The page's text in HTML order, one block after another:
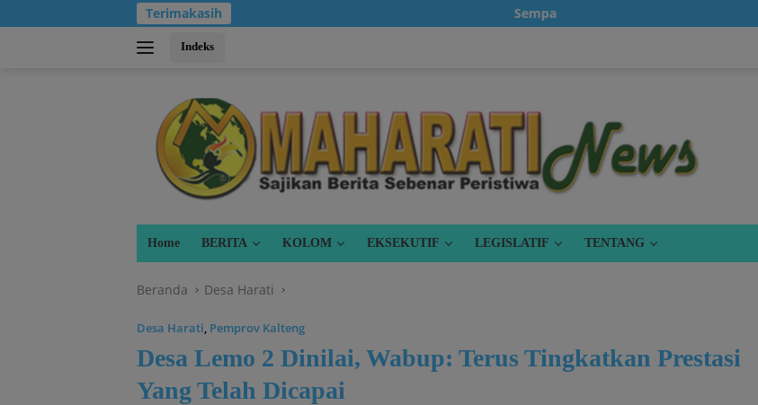
ke
Terimakasih Sempatkanlah untuk klik iklan, karena
Indeks
Home BERITA KOLOM EKSEKUTIF LEGISLATIF TENTANG
Beranda Desa Harati
Desa Harati, Pemprov Kalteng
Desa Lemo 2 Dinilai, Wabup: Terus Tingkatkan Prestasi
Yang Telah Dicapai